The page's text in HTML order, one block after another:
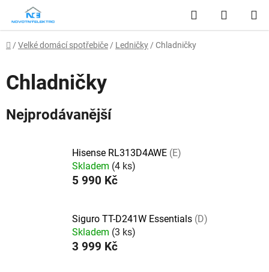
obsah
Hledat
KOŠÍK
Domů
/ Velké domácí spotřebiče / Ledničky / Chladničky
Chladničky
Nejprodávanější
Hisense RL313D4AWE (E)
Skladem (4 ks)
5 990 Kč
Siguro TT-D241W Essentials (D)
Skladem (3 ks)
3 999 Kč